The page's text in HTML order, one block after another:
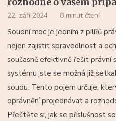
22. září 2024 8 minut čtení
Soudní moc je jedním z pilířů
nejen zajistit spravedlnost a
současně efektivně řešit právní
systému jste se možná již
soudu. Tento pojem určuje,
oprávnění projednávat a
Přečtěte si, jak se příslušnost